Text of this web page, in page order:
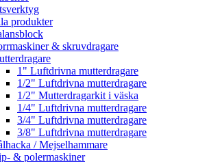
produkter
& skruvdragare
1" Luftdrivna mutterdragare
1/2" Luftdrivna mutterdragare
1/2" Mutterdragarkit i väska
1/4" Luftdrivna mutterdragare
3/4" Luftdrivna mutterdragare
3/8" Luftdrivna mutterdragare
/ Mejselhammare
& polermaskiner